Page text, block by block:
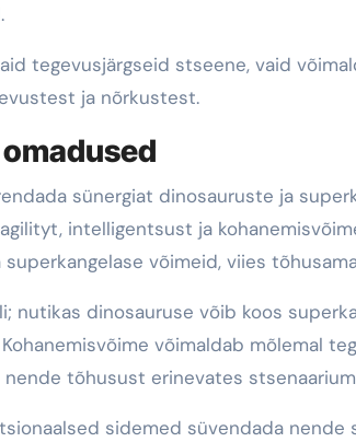
tegevusjärgseid stseene, vaid
ja nõrkustest.
sünergiat dinosauruste ja
intelligentsust ja
võimeid, viies
nutikas dinosauruse võib koos
võimaldab mõlemal
tõhusust erinevates
sidemed süvendada nende